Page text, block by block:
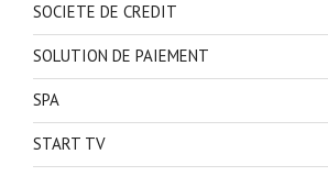
SOCIETE DE CREDIT
SOLUTION DE PAIEMENT
SPA
START TV